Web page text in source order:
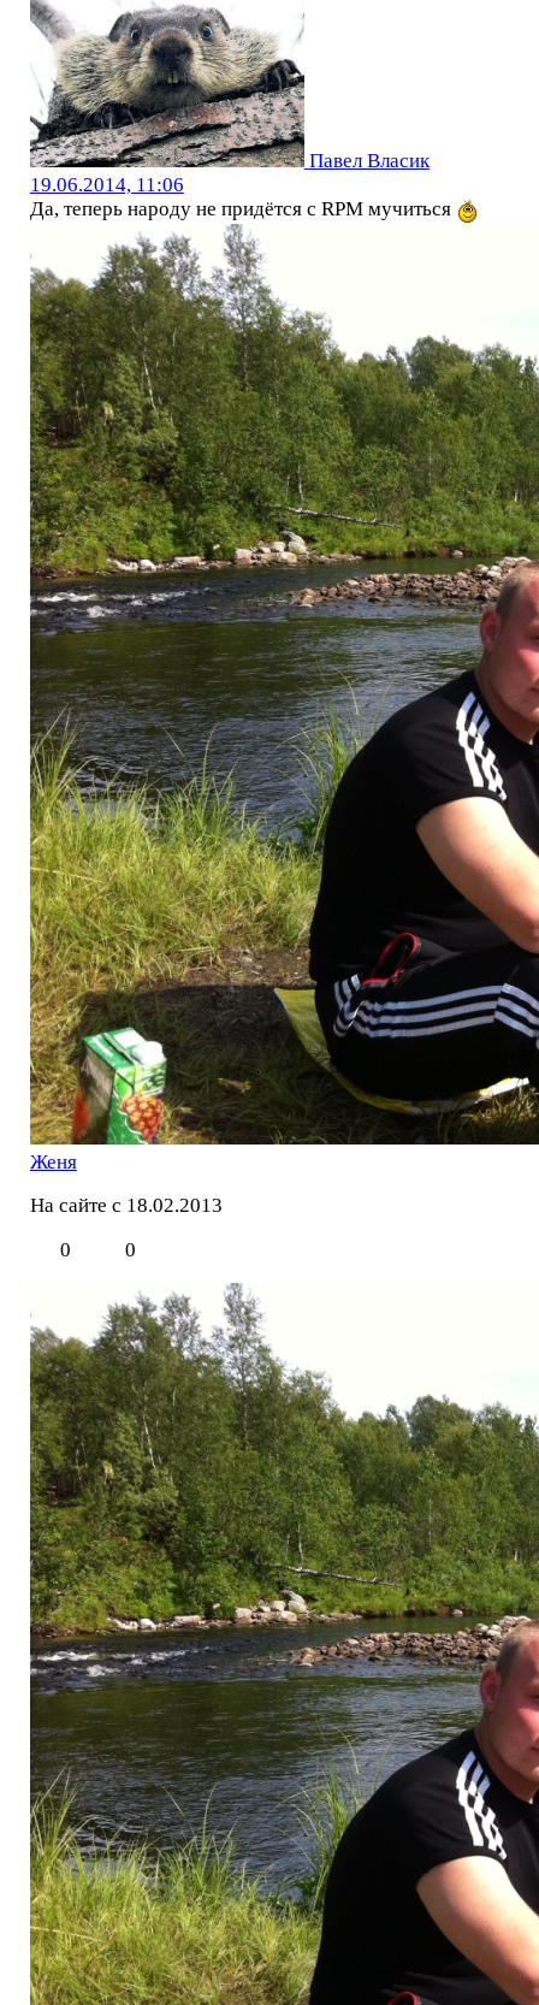
Павел Власик
19.06.2014, 11:06
Да, теперь народу не придётся с RPM мучиться
Женя
На сайте с 18.02.2013
0
0